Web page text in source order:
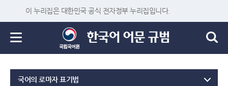
이 누리집은 대한민국 공식 전자정부 누리집입니다.
국어의 로마자 표기법